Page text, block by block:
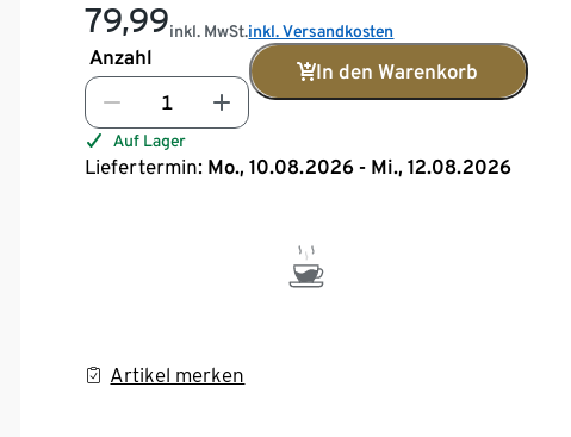
79,99inkl. MwSt.inkl. Versandkosten
Anzahl
In den Warenkorb
Auf Lager
Liefertermin: Mo., 10.08.2026 - Mi., 12.08.2026
Artikel merken